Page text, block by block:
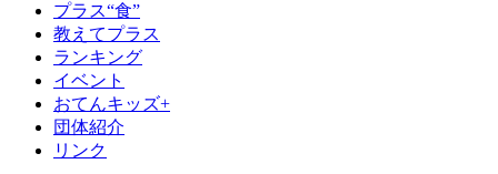
プラス“食”
教えてプラス
ランキング
イベント
おてんキッズ+
団体紹介
リンク